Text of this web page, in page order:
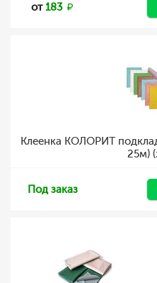
от183
Клеенка КОЛОРИТ
25м)
Под заказ